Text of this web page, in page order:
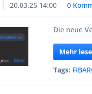
20.03.25 14:00 0
Die neue
Mehr
Tags: